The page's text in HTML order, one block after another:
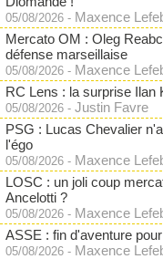
05/08/2026 - Maxence
Mercato OM : Oleg
défense marseillaise
05/08/2026 - Maxence
RC Lens : la surprise Ilan
05/08/2026 - Justin Favre
PSG : Lucas Chevalier
l'égo
05/08/2026 - Maxence
LOSC : un joli coup
Ancelotti ?
05/08/2026 - Maxence
ASSE : fin d'aventure
05/08/2026 - Maxence